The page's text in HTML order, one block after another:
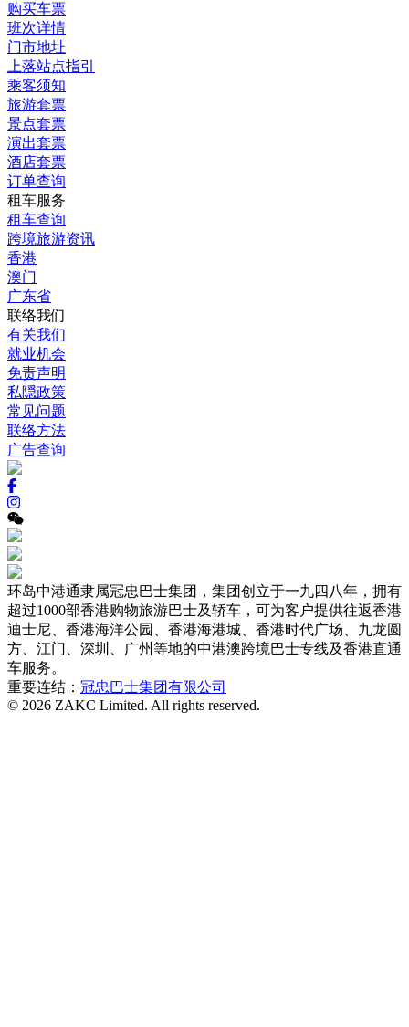
购买车票
班次详情
门市地址
上落站点指引
乘客须知
旅游套票
景点套票
演出套票
酒店套票
订单查询
租车服务
租车查询
跨境旅游资讯
香港
澳门
广东省
联络我们
有关我们
就业机会
免责声明
私隠政策
常见问题
联络方法
广告查询
环岛中港通隶属冠忠巴士集团，集团创立于一九四八年，拥有
超过1000部香港购物旅游巴士及轿车，可为客户提供往返香港
迪士尼、香港海洋公园、香港海港城、香港时代广场、九龙圆
方、江门、深圳、广州等地的中港澳跨境巴士专线及香港直通
车服务。
重要连结： 冠忠巴士集团有限公司
© 2026 ZAKC Limited. All rights reserved.